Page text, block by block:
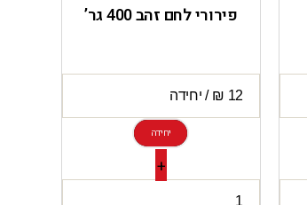
פירורי לחם זהב 400 גר’
יחידה
+